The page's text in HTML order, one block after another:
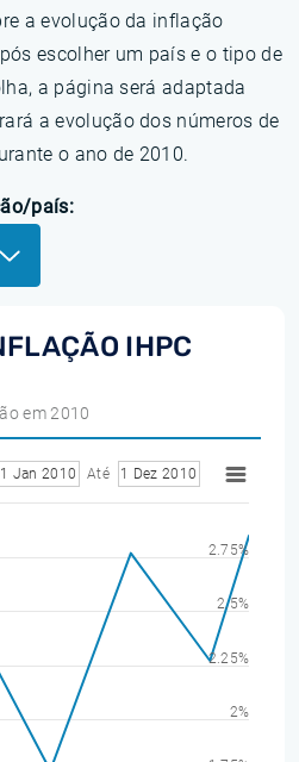
a evolução da inflação
escolher um país e o tipo de
a página será adaptada
a evolução dos números de
o ano de 2010.
país:
IHPC
em 2010
1 Jan 2010 Até 1 Dez 2010
2%
2.25%
2.5%
2.75%